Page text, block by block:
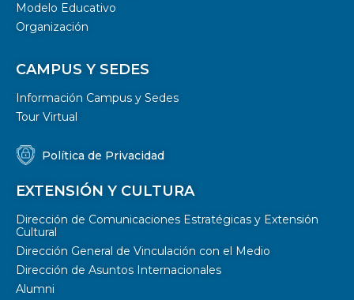
Modelo Educativo
Organización
CAMPUS Y SEDES
Información Campus y Sedes
Tour Virtual
Política de Privacidad
EXTENSIÓN Y CULTURA
Dirección de Comunicaciones Estratégicas y Extensión
Cultural
Dirección General de Vinculación con el Medio
Dirección de Asuntos Internacionales
Alumni